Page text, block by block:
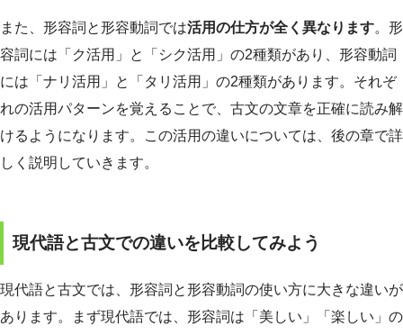
また、形容詞と形容動詞では活用の仕方が全く異なります。形
容詞には「ク活用」と「シク活用」の2種類があり、形容動詞
には「ナリ活用」と「タリ活用」の2種類があります。それぞ
れの活用パターンを覚えることで、古文の文章を正確に読み解
けるようになります。この活用の違いについては、後の章で詳
しく説明していきます。
現代語と古文での違いを比較してみよう
現代語と古文では、形容詞と形容動詞の使い方に大きな違いが
あります。まず現代語では、形容詞は「美しい」「楽しい」の